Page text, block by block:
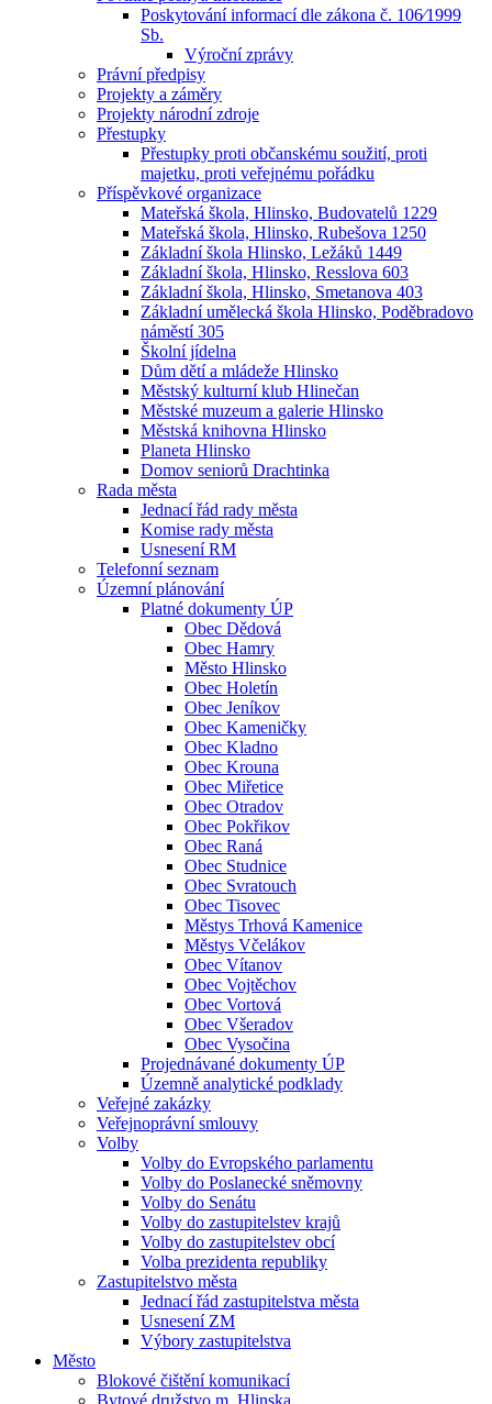
Poskytování informací dle zákona č. 106⁄1999
Sb.
Výroční zprávy
Právní předpisy
Projekty a záměry
Projekty národní zdroje
Přestupky
Přestupky proti občanskému soužití, proti
majetku, proti veřejnému pořádku
Příspěvkové organizace
Mateřská škola, Hlinsko, Budovatelů 1229
Mateřská škola, Hlinsko, Rubešova 1250
Základní škola Hlinsko, Ležáků 1449
Základní škola, Hlinsko, Resslova 603
Základní škola, Hlinsko, Smetanova 403
Základní umělecká škola Hlinsko, Poděbradovo
náměstí 305
Školní jídelna
Dům dětí a mládeže Hlinsko
Městský kulturní klub Hlinečan
Městské muzeum a galerie Hlinsko
Městská knihovna Hlinsko
Planeta Hlinsko
Domov seniorů Drachtinka
Rada města
Jednací řád rady města
Komise rady města
Usnesení RM
Telefonní seznam
Územní plánování
Platné dokumenty ÚP
Obec Dědová
Obec Hamry
Město Hlinsko
Obec Holetín
Obec Jeníkov
Obec Kameničky
Obec Kladno
Obec Krouna
Obec Miřetice
Obec Otradov
Obec Pokřikov
Obec Raná
Obec Studnice
Obec Svratouch
Obec Tisovec
Městys Trhová Kamenice
Městys Včelákov
Obec Vítanov
Obec Vojtěchov
Obec Vortová
Obec Všeradov
Obec Vysočina
Projednávané dokumenty ÚP
Územně analytické podklady
Veřejné zakázky
Veřejnoprávní smlouvy
Volby
Volby do Evropského parlamentu
Volby do Poslanecké sněmovny
Volby do Senátu
Volby do zastupitelstev krajů
Volby do zastupitelstev obcí
Volba prezidenta republiky
Zastupitelstvo města
Jednací řád zastupitelstva města
Usnesení ZM
Výbory zastupitelstva
Město
Blokové čištění komunikací
Bytové družstvo m. Hlinska